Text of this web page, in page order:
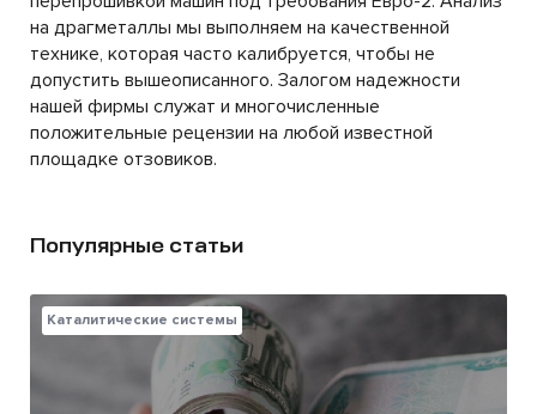
на драгметаллы мы выполняем на качественной
технике, которая часто калибруется, чтобы не
допустить вышеописанного. Залогом надежности
нашей фирмы служат и многочисленные
положительные рецензии на любой известной
площадке отзовиков.
Популярные статьи
Каталитические системы